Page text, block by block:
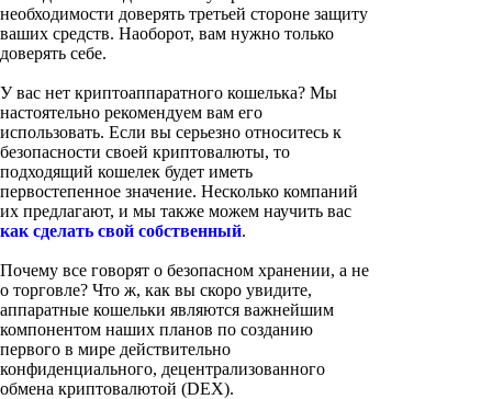
необходимости доверять третьей стороне защиту
ваших средств. Наоборот, вам нужно только
доверять себе.
У вас нет криптоаппаратного кошелька? Мы
настоятельно рекомендуем вам его
использовать. Если вы серьезно относитесь к
безопасности своей криптовалюты, то
подходящий кошелек будет иметь
первостепенное значение. Несколько компаний
их предлагают, и мы также можем научить вас
как сделать свой собственный.
Почему все говорят о безопасном хранении, а не
о торговле? Что ж, как вы скоро увидите,
аппаратные кошельки являются важнейшим
компонентом наших планов по созданию
первого в мире действительно
конфиденциального, децентрализованного
обмена криптовалютой (DEX).